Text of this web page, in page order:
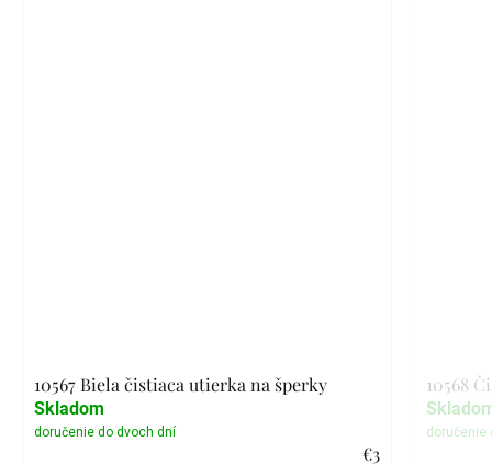
10567 Biela čistiaca utierka na šperky
€3
Skladom
10568